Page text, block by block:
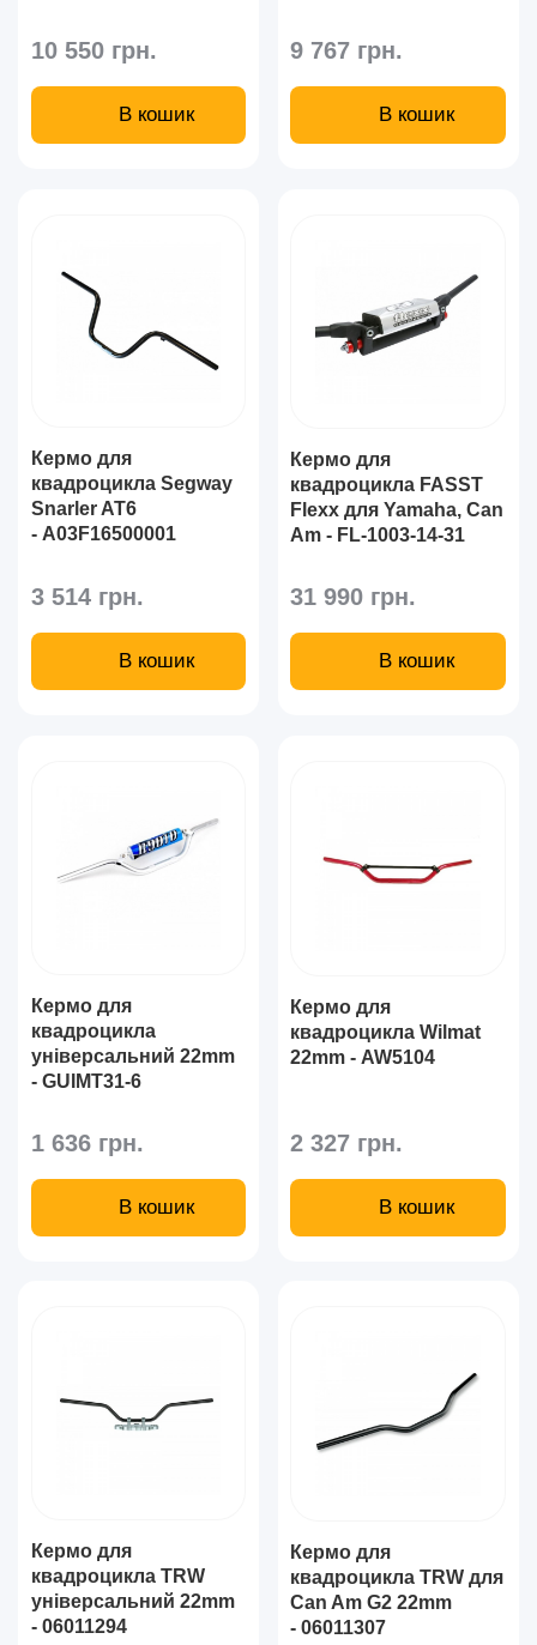
10 550 грн.
В кошик
9 767 грн.
В кошик
Кермо для
квадроцикла Segway
Snarler AT6
- A03F16500001
3 514 грн.
В кошик
Кермо для
квадроцикла FASST
Flexx для Yamaha, Can
Am - FL-1003-14-31
31 990 грн.
В кошик
Кермо для
квадроцикла
універсальний 22mm
- GUIMT31-6
1 636 грн.
В кошик
Кермо для
квадроцикла Wilmat
22mm - AW5104
2 327 грн.
В кошик
Кермо для
квадроцикла TRW
універсальний 22mm
- 06011294
Кермо для
квадроцикла TRW для
Can Am G2 22mm
- 06011307